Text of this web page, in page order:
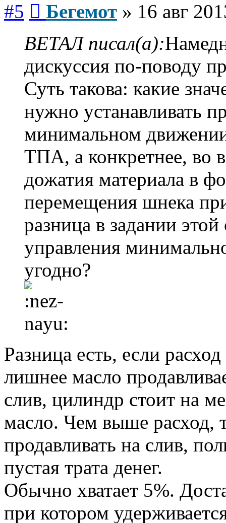
#5 Бегемот » 16 авг
ВЕТАЛ писал(а):
дискуссия по-поводу
Суть такова: какие
нужно устанавливать
минимальном
ТПА, а конкретнее, во
дожатия материала в
перемещения шнека
разница в задании
управления
угодно?
Разница есть, если
лишнее масло
слив, цилиндр стоит на
масло. Чем выше расход,
продавливать на слив,
пустая трата денег.
Обычно хватает 5%.
при котором